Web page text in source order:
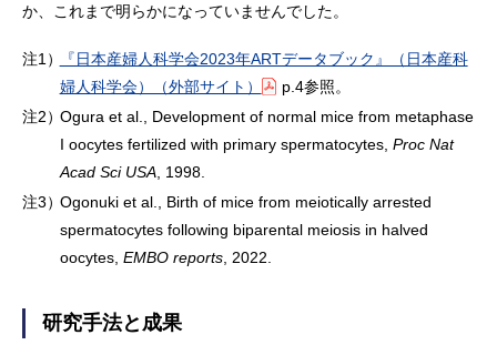
か、これまで明らかになっていませんでした。
注1）
『日本産婦人科学会2023年ARTデータブック』（日本産科
婦人科学会）（外部サイト）
p.4参照。
注2）Ogura et al., Development of normal mice from metaphase
I oocytes fertilized with primary spermatocytes, Proc Nat
Acad Sci USA, 1998.
注3）Ogonuki et al., Birth of mice from meiotically arrested
spermatocytes following biparental meiosis in halved
oocytes, EMBO reports, 2022.
研究手法と成果